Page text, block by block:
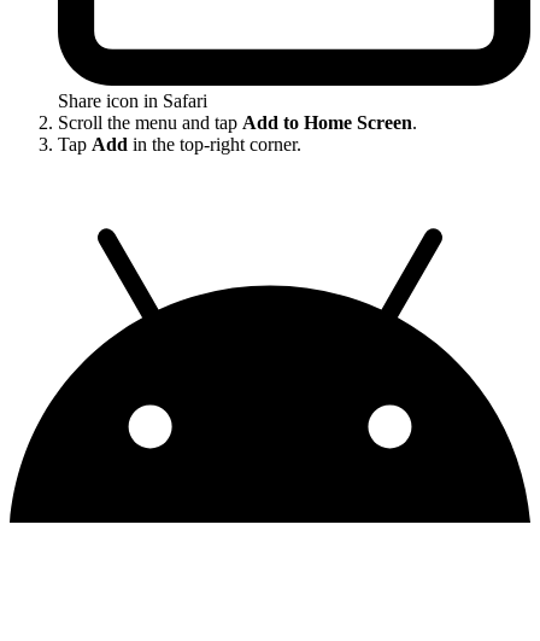
Share icon in Safari
Scroll the menu and tap Add to Home Screen.
Tap Add in the top-right corner.